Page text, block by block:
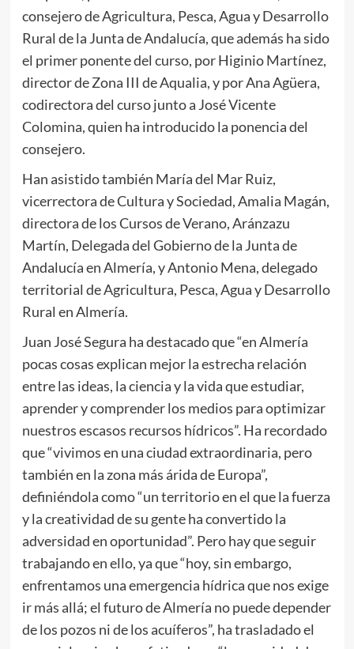
consejero de Agricultura, Pesca, Agua y Desarrollo
Rural de la Junta de Andalucía, que además ha sido
el primer ponente del curso, por Higinio Martínez,
director de Zona III de Aqualia, y por Ana Agüera,
codirectora del curso junto a José Vicente
Colomina, quien ha introducido la ponencia del
consejero.
Han asistido también María del Mar Ruiz,
vicerrectora de Cultura y Sociedad, Amalia Magán,
directora de los Cursos de Verano, Aránzazu
Martín, Delegada del Gobierno de la Junta de
Andalucía en Almería, y Antonio Mena, delegado
territorial de Agricultura, Pesca, Agua y Desarrollo
Rural en Almería.
Juan José Segura ha destacado que “en Almería
pocas cosas explican mejor la estrecha relación
entre las ideas, la ciencia y la vida que estudiar,
aprender y comprender los medios para optimizar
nuestros escasos recursos hídricos”. Ha recordado
que “vivimos en una ciudad extraordinaria, pero
también en la zona más árida de Europa”,
definiéndola como “un territorio en el que la fuerza
y la creatividad de su gente ha convertido la
adversidad en oportunidad”. Pero hay que seguir
trabajando en ello, ya que “hoy, sin embargo,
enfrentamos una emergencia hídrica que nos exige
ir más allá; el futuro de Almería no puede depender
de los pozos ni de los acuíferos”, ha trasladado el